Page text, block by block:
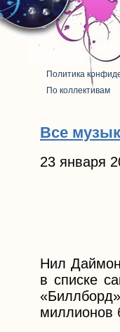
Политика
По коллективам
Все
23 января
Нил
в списке